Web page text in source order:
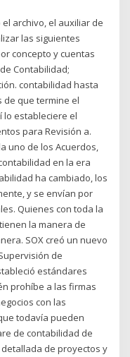
archivo, el auxiliar de
las siguientes
concepto y cuentas
Contabilidad;
contabilidad hasta
de que termine el
lo estableciere el
para Revisión a.
uno de los Acuerdos,
en la era
ha cambiado, los
y se envían por
Quienes con toda la
la manera de
SOX creó un nuevo
de
estándares
prohíbe a las firmas
con las
todavía pueden
de contabilidad de
de proyectos y